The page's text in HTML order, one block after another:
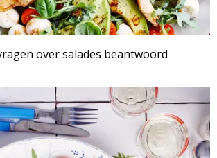
over salades beantwoord
RECEPTENSET